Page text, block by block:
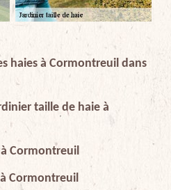
haies à Cormontreuil dans
taille de haie à
Cormontreuil
Cormontreuil